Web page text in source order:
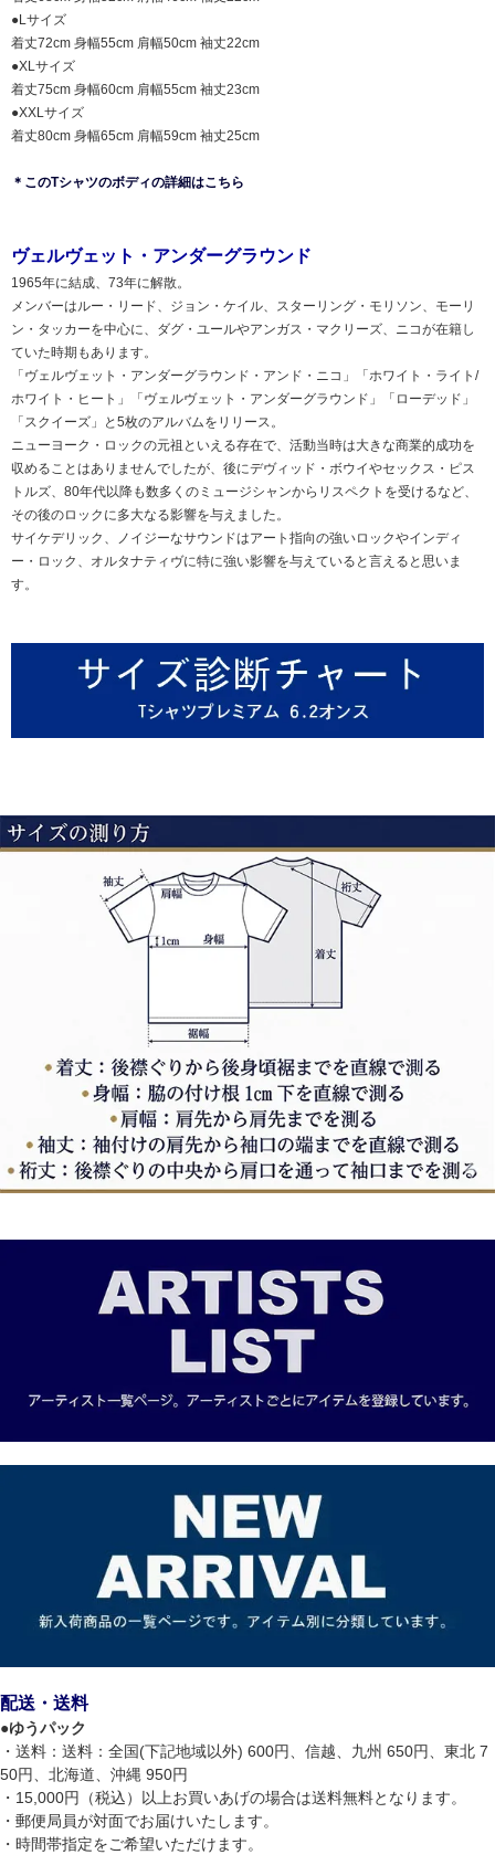
●Lサイズ
着丈72cm 身幅55cm 肩幅50cm 袖丈22cm
●XLサイズ
着丈75cm 身幅60cm 肩幅55cm 袖丈23cm
●XXLサイズ
着丈80cm 身幅65cm 肩幅59cm 袖丈25cm
＊このTシャツのボディの詳細はこちら
ヴェルヴェット・アンダーグラウンド
1965年に結成、73年に解散。
メンバーはルー・リード、ジョン・ケイル、スターリング・モリソン、モーリ
ン・タッカーを中心に、ダグ・ユールやアンガス・マクリーズ、ニコが在籍し
ていた時期もあります。
「ヴェルヴェット・アンダーグラウンド・アンド・ニコ」「ホワイト・ライト/
ホワイト・ヒート」「ヴェルヴェット・アンダーグラウンド」「ローデッド」
「スクイーズ」と5枚のアルバムをリリース。
ニューヨーク・ロックの元祖といえる存在で、活動当時は大きな商業的成功を
収めることはありませんでしたが、後にデヴィッド・ボウイやセックス・ピス
トルズ、80年代以降も数多くのミュージシャンからリスペクトを受けるなど、
その後のロックに多大なる影響を与えました。
サイケデリック、ノイジーなサウンドはアート指向の強いロックやインディ
ー・ロック、オルタナティヴに特に強い影響を与えていると言えると思いま
す。
配送・送料
●ゆうパック
・送料：送料：全国(下記地域以外) 600円、信越、九州 650円、東北 7
50円、北海道、沖縄 950円
・15,000円（税込）以上お買いあげの場合は送料無料となります。
・郵便局員が対面でお届けいたします。
・時間帯指定をご希望いただけます。